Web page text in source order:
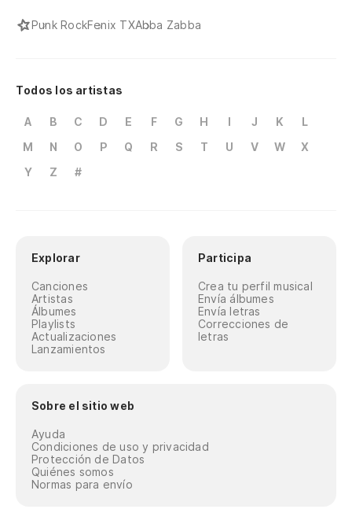
Punk RockFenix TXAbba Zabba
Todos los artistas
A B C D E F G H I J K
L
M
N O P Q R S T U V W
X
Y
Z #
Explorar
Canciones
Artistas
Álbumes
Playlists
Actualizaciones
Lanzamientos
Participa
Crea tu perfil musical
Envía álbumes
Envía letras
Correcciones de
letras
Sobre el sitio web
Ayuda
Condiciones de uso y privacidad
Protección de Datos
Quiénes somos
Normas para envío